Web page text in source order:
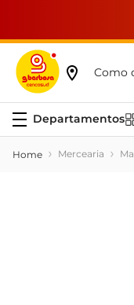
Como
Mercearia